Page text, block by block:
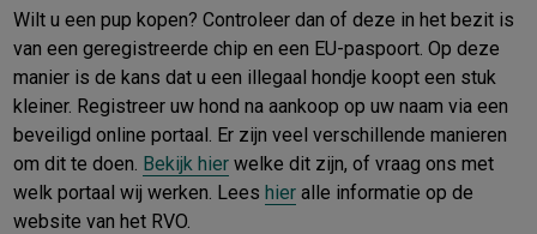
Wilt u een pup kopen? Controleer dan of deze in het bezit is
van een geregistreerde chip en een EU-paspoort. Op deze
manier is de kans dat u een illegaal hondje koopt een stuk
kleiner. Registreer uw hond na aankoop op uw naam via een
beveiligd online portaal. Er zijn veel verschillende manieren
om dit te doen. Bekijk hier welke dit zijn, of vraag ons met
welk portaal wij werken. Lees hier alle informatie op de
website van het RVO.